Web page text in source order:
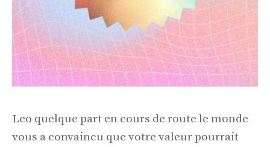
Leo quelque part en cours de route le monde
vous a convaincu que votre valeur pourrait